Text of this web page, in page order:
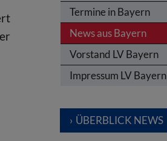
Termine in Bayern
News aus Bayern
Vorstand LV Bayern
Impressum LV Bayern
ÜBERBLICK NEWS